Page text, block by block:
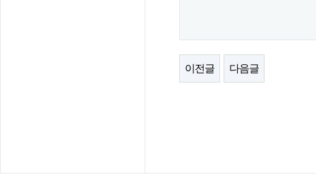
이전글 다음글